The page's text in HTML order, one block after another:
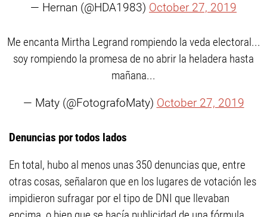
— Hernan (@HDA1983) October 27, 2019
Me encanta Mirtha Legrand rompiendo la veda electoral...
soy rompiendo la promesa de no abrir la heladera hasta
mañana...
— Maty (@FotografoMaty) October 27, 2019
Denuncias por todos lados
En total, hubo al menos unas 350 denuncias que, entre
otras cosas, señalaron que en los lugares de votación les
impidieron sufragar por el tipo de DNI que llevaban